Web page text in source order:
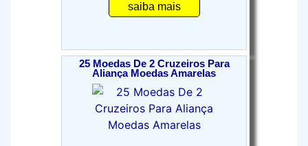
saiba mais
25 Moedas De 2 Cruzeiros Para
Aliança Moedas Amarelas